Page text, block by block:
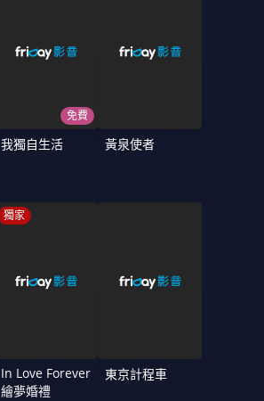
免費
我獨自生活 黃泉使者
獨家
In Love Forever
繪夢婚禮
東京計程車